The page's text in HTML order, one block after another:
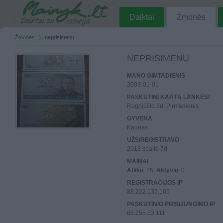
Daiktai Žmonės
Žmonės neprisimenu
NEPRISIMENU
MANO GIMTADIENIS
2003-01-01
PASKUTINĮ KARTĄ LANKĖSI
Rugpjūčio 3d. Pirmadienis
GYVENA
Kaunas
UŽSIREGISTRAVO
2013 spalio 7d.
MAINAI
Atliko: 25, Aktyvių: 0
REGISTRACIJOS IP
88.222.137.165
PASKUTINIO PRISIJUNGIMO IP
85.255.53.111